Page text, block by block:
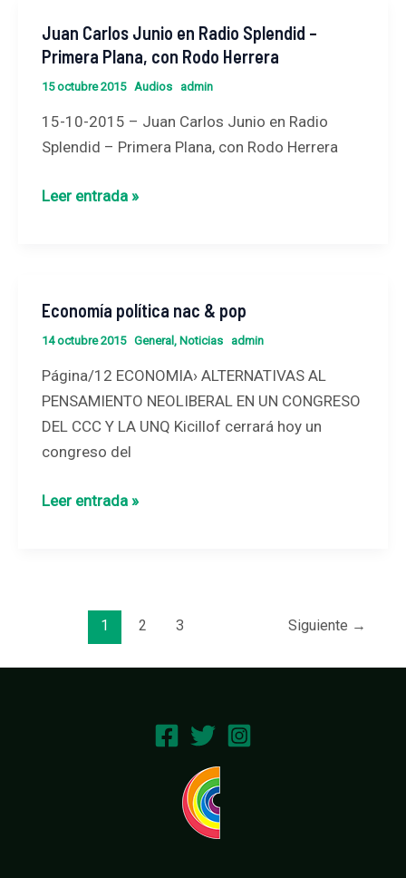
y
Luis
Pablo
Giniger
Juan Carlos Junio en Radio Splendid –
Primera Plana, con Rodo Herrera
15 octubre 2015 Audios admin
15-10-2015 – Juan Carlos Junio en Radio
Splendid – Primera Plana, con Rodo Herrera
Juan
Carlos
Junio
Splendid
Herrera
Leer entrada »
Economía política nac & pop
14 octubre 2015 General, Noticias admin
Página/12 ECONOMIA› ALTERNATIVAS AL
PENSAMIENTO NEOLIBERAL EN UN CONGRESO
DEL CCC Y LA UNQ Kicillof cerrará hoy un
congreso del
Economía
política
&
pop
Leer entrada »
1 2 3 Siguiente →